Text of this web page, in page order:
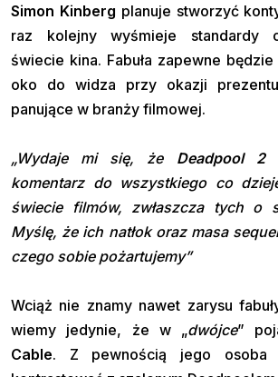
Simon Kinberg planuje stworzyć
raz kolejny wyśmieje standardy
świecie kina. Fabuła zapewne
oko do widza przy okazji
panujące w branży filmowej.
„Wydaje mi się, że Deadpool 2
komentarz do wszystkiego co
świecie filmów, zwłaszcza tych o
Myślę, że ich natłok oraz masa
czego sobie pożartujemy”
Wciąż nie znamy nawet zarysu
wiemy jedynie, że w „dwójce”
Cable. Z pewnością jego osoba